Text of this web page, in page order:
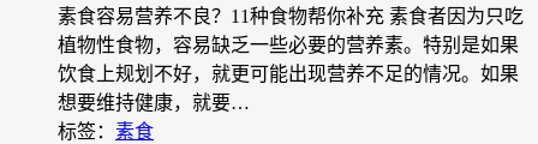
素食容易营养不良？11种食物帮你补充 素食者因为只吃
植物性食物，容易缺乏一些必要的营养素。特别是如果
饮食上规划不好，就更可能出现营养不足的情况。如果
想要维持健康，就要…
标签： 素食